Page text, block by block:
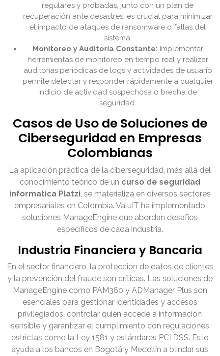
regulares y probadas, junto con un plan de
recuperación ante desastres, es crucial para minimizar
el impacto de ataques de ransomware o fallas del
sistema.
Monitoreo y Auditoría Constante: Implementar
herramientas de monitoreo en tiempo real y realizar
auditorías periódicas de logs y actividades de usuario
permite detectar y responder rápidamente a cualquier
indicio de actividad sospechosa o brecha de
seguridad.
Casos de Uso de Soluciones de
Ciberseguridad en Empresas
Colombianas
La aplicación práctica de la ciberseguridad, más allá del
conocimiento teórico de un curso de seguridad
informatica Platzi, se materializa en diversos sectores
empresariales en Colombia. ValuIT ha implementado
soluciones ManageEngine que abordan desafíos
específicos de cada industria.
Industria Financiera y Bancaria
En el sector financiero, la protección de datos de clientes
y la prevención del fraude son críticas. Las soluciones de
ManageEngine como PAM360 y ADManager Plus son
esenciales para gestionar identidades y accesos
privilegiados, controlar quién accede a información
sensible y garantizar el cumplimiento con regulaciones
estrictas como la Ley 1581 y estándares PCI DSS. Esto
ayuda a los bancos en Bogotá y Medellín a blindar sus